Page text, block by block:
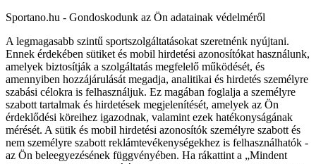
Sportano.hu - Gondoskodunk az Ön adatainak védelméről
A legmagasabb szintű sportszolgáltatásokat szeretnénk nyújtani.
Ennek érdekében sütiket és mobil hirdetési azonosítókat használunk,
amelyek biztosítják a szolgáltatás megfelelő működését, és
amennyiben hozzájárulását megadja, analitikai és hirdetés személyre
szabási célokra is felhasználjuk. Ez magában foglalja a személyre
szabott tartalmak és hirdetések megjelenítését, amelyek az Ön
érdeklődési köreihez igazodnak, valamint ezek hatékonyságának
mérését. A sütik és mobil hirdetési azonosítók személyre szabott és
nem személyre szabott reklámtevékenységekhez is felhasználhatók -
az Ön beleegyezésének függvényében. Ha rákattint a „Mindent